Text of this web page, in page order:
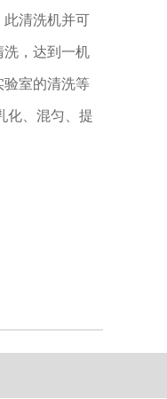
清洗机并可
，达到一机
室的清洗等
化、混匀、提